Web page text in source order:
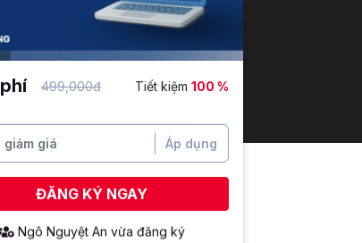
499,000đ Tiết kiệm 100 %
Áp dụng
ĐĂNG KÝ NGAY